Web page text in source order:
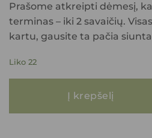
Prašome atkreipti dėmesį,
terminas – iki 2 savaičių.
kartu, gausite ta pačia
Liko 22
Į krepšelį